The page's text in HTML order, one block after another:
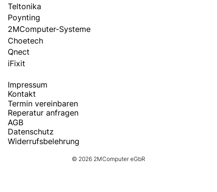
Teltonika
Poynting
2MComputer-Systeme
Choetech
Qnect
iFixit
Impressum
Kontakt
Termin vereinbaren
Reperatur anfragen
AGB
Datenschutz
Widerrufsbelehrung
© 2026 2MComputer eGbR